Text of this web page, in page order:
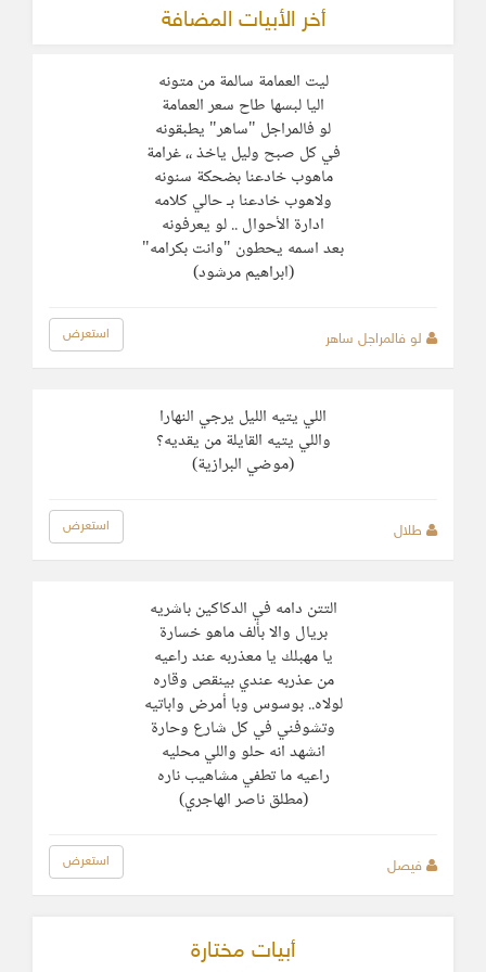
أخر الأبيات المضافة
‏ليت العمامة سالمة من متونه
‏اليا لبسها طاح سعر العمامة
‏لو فالمراجل "ساهر" يطبقونه
‏في كل صبح وليل ياخذ ،، غرامة
‏ماهوب خادعنا بضحكة سنونه
‏ولاهوب خادعنا بـ حالي كلامه
ادارة الأحوال .. لو يعرفونه
‏بعد اسمه يحطون "وانت بكرامه"
(ابراهيم مرشود)
لو فالمراجل ساهر استعرض
اللي يتيه الليل يرجي النهارا
واللي يتيه القايلة من يقديه؟
(موضي البرازية)
طلال استعرض
التتن دامه في الدكاكين باشريه
بريال والا بألف ماهو خسارة
يا مهبلك يا معذربه عند راعيه
من عذربه عندي بينقص وقاره
لولاه.. بوسوس وبا أمرض واباتيه
وتشوفني في كل شارع وحارة
انشهد انه حلو واللي محليه
راعيه ما تطفي مشاهيب ناره
(مطلق ناصر الهاجري)
فيصل استعرض
أبيات مختارة